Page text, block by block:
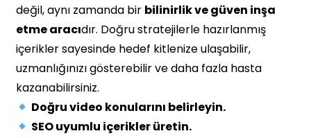
değil, aynı zamanda bir bilinirlik ve güven inşa
etme aracıdır. Doğru stratejilerle hazırlanmış
içerikler sayesinde hedef kitlenize ulaşabilir,
uzmanlığınızı gösterebilir ve daha fazla hasta
kazanabilirsiniz.
Doğru video konularını belirleyin.
SEO uyumlu içerikler üretin.